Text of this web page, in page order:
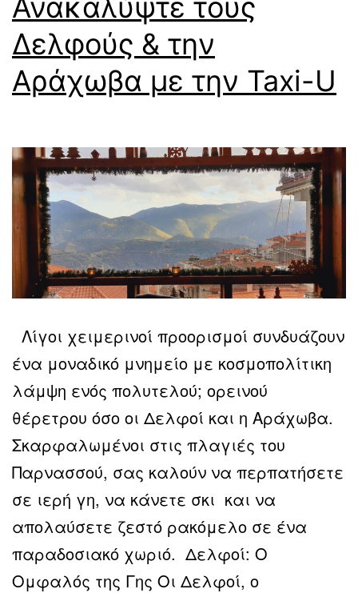
Ανακαλύψτε τους
Δελφούς & την
Αράχωβα με την Taxi-U
Λίγοι χειμερινοί προορισμοί συνδυάζουν
ένα μοναδικό μνημείο με κοσμοπολίτικη
λάμψη ενός πολυτελού; ορεινού
θέρετρου όσο οι Δελφοί και η Αράχωβα.
Σκαρφαλωμένοι στις πλαγιές του
Παρνασσού, σας καλούν να περπατήσετε
σε ιερή γη, να κάνετε σκι και να
απολαύσετε ζεστό ρακόμελο σε ένα
παραδοσιακό χωριό. Δελφοί: Ο
Ομφαλός της Γης Οι Δελφοί, ο